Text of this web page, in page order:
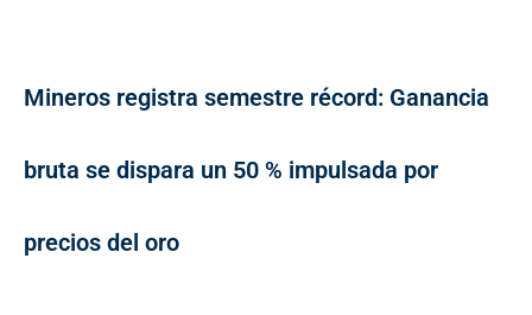
Mineros registra semestre récord: Ganancia
bruta se dispara un 50 % impulsada por
precios del oro